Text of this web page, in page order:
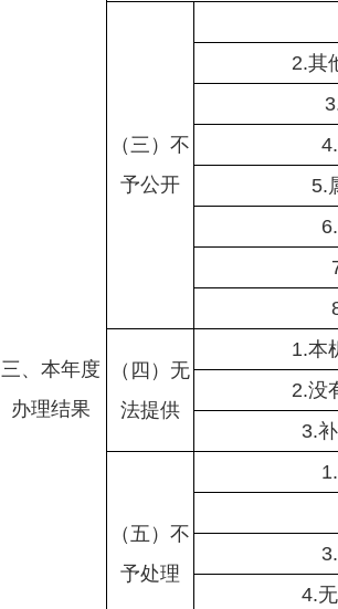
三、本年度
办理结果
（三）不
予公开
2.其
5.
（四）无
法提供
1.本
2.没
3.
（五）不
予处理
4.